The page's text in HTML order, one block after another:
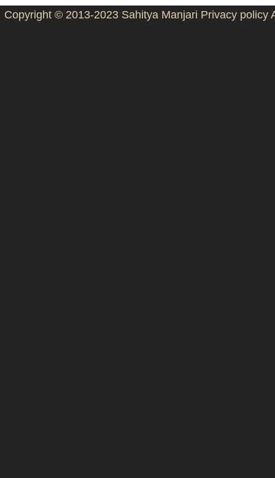
Copyright © 2013-2023 Sahitya Manjari Privacy policy